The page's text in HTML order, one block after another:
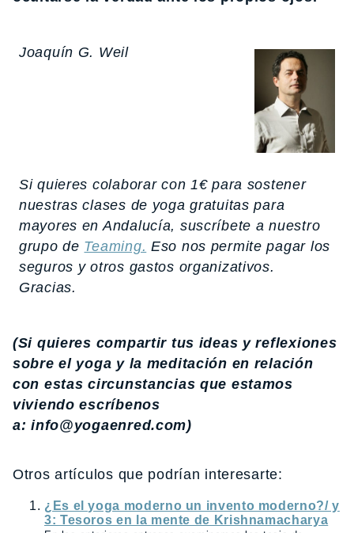
Joaquín G. Weil
Si quieres colaborar con 1€ para sostener
nuestras clases de yoga gratuitas para
mayores en Andalucía, suscríbete a nuestro
grupo de Teaming. Eso nos permite pagar los
seguros y otros gastos organizativos.
Gracias.
(Si quieres compartir tus ideas y reflexiones
sobre el yoga y la meditación en relación
con estas circunstancias que estamos
viviendo escríbenos
a: info@yogaenred.com)
Otros artículos que podrían interesarte:
¿Es el yoga moderno un invento moderno?/ y
3: Tesoros en la mente de Krishnamacharya